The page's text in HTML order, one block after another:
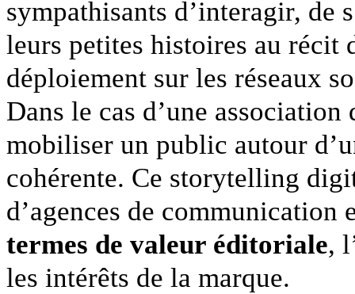
sympathisants d’interagir, de
leurs petites histoires au récit
déploiement sur les réseaux
Dans le cas d’une
mobiliser un public autour
cohérente. Ce storytelling
d’agences de communication
termes de valeur éditoriale,
les intérêts de la marque.